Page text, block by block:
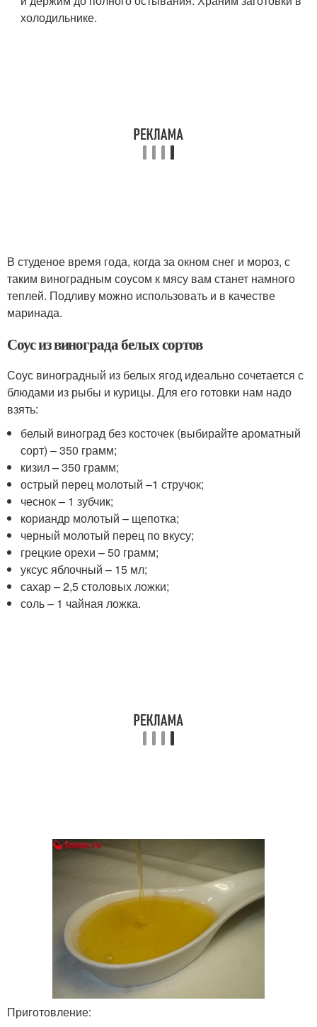
холодильнике.
В студеное время года, когда за окном снег и мороз, с
таким виноградным соусом к мясу вам станет намного
теплей. Подливу можно использовать и в качестве
маринада.
Соус из винограда белых сортов
Соус виноградный из белых ягод идеально сочетается с
блюдами из рыбы и курицы. Для его готовки нам надо
взять:
белый виноград без косточек (выбирайте ароматный
сорт) – 350 грамм;
кизил – 350 грамм;
острый перец молотый –1 стручок;
чеснок – 1 зубчик;
кориандр молотый – щепотка;
черный молотый перец по вкусу;
грецкие орехи – 50 грамм;
уксус яблочный – 15 мл;
сахар – 2,5 столовых ложки;
соль – 1 чайная ложка.
Приготовление: